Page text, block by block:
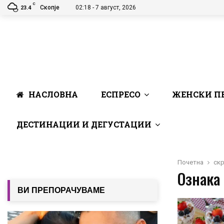
23.4
C
Скопје 02:18 - 7 август, 2026
НАСЛОВНА ЕСПРЕСО ЖЕНСКИ
ДЕСТИНАЦИИ И ДЕГУСТАЦИИ
Почетна
ВИ ПРЕПОРАЧУВАМЕ